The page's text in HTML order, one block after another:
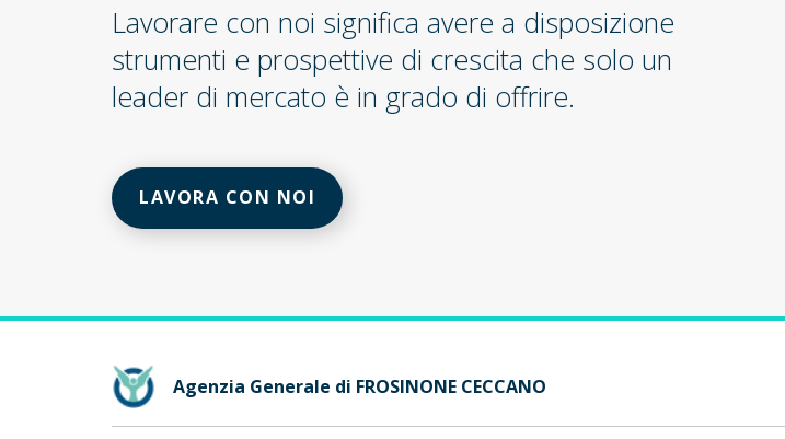
Lavorare con noi significa avere a disposizione
strumenti e prospettive di crescita che solo un
leader di mercato è in grado di offrire.
LAVORA CON NOI
Agenzia Generale di FROSINONE CECCANO